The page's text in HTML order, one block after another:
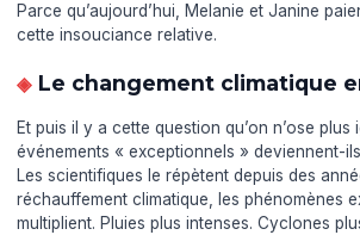
Parce qu’aujourd’hui, Melanie et Janine
cette insouciance relative.
Le changement climatique
Et puis il y a cette question qu’on n’ose plus
événements « exceptionnels » deviennent-
Les scientifiques le répètent depuis des
réchauffement climatique, les phénomènes
multiplient. Pluies plus intenses. Cyclones